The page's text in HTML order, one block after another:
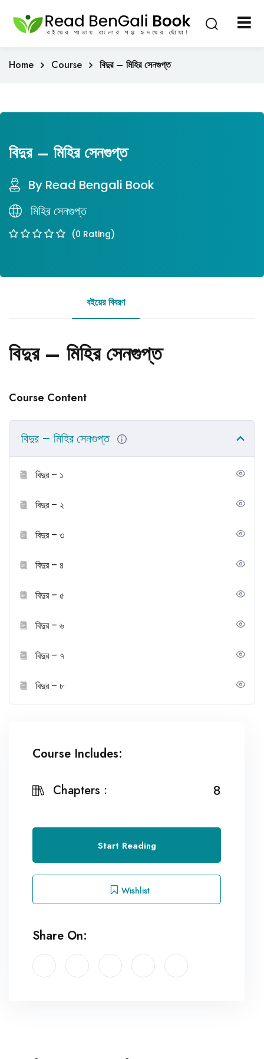
Home Course বিদুর – মিহির সেনগুপ্ত
বিদুর – মিহির সেনগুপ্ত
By Read Bengali Book
মিহির সেনগুপ্ত
(0 Rating)
বইয়ের বিবরণ
বিদুর – মিহির সেনগুপ্ত
Course Content
বিদুর – মিহির সেনগুপ্ত
বিদুর – ১
বিদুর – ২
বিদুর – ৩
বিদুর – ৪
বিদুর – ৫
বিদুর – ৬
বিদুর – ৭
বিদুর – ৮
Course Includes:
Chapters : 8
Start Reading
Wishlist
Share On:
Sign in Sign up
Sign in
Remember me